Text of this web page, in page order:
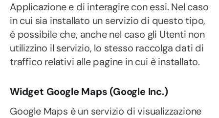
Applicazione e di interagire con essi. Nel caso
in cui sia installato un servizio di questo tipo,
è possibile che, anche nel caso gli Utenti non
utilizzino il servizio, lo stesso raccolga dati di
traffico relativi alle pagine in cui è installato.
Widget Google Maps (Google Inc.)
Google Maps è un servizio di visualizzazione